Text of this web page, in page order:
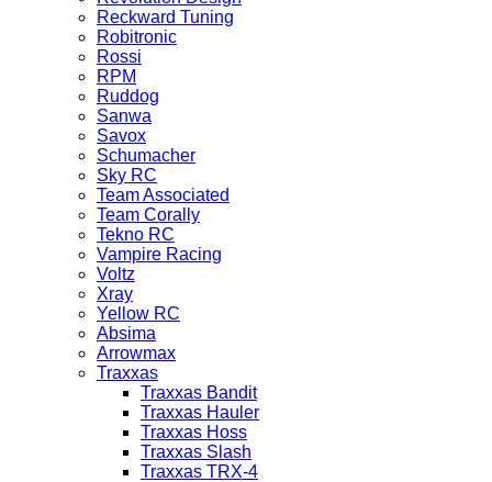
Reckward Tuning
Robitronic
Rossi
RPM
Ruddog
Sanwa
Savox
Schumacher
Sky RC
Team Associated
Team Corally
Tekno RC
Vampire Racing
Voltz
Xray
Yellow RC
Absima
Arrowmax
Traxxas
Traxxas Bandit
Traxxas Hauler
Traxxas Hoss
Traxxas Slash
Traxxas TRX-4